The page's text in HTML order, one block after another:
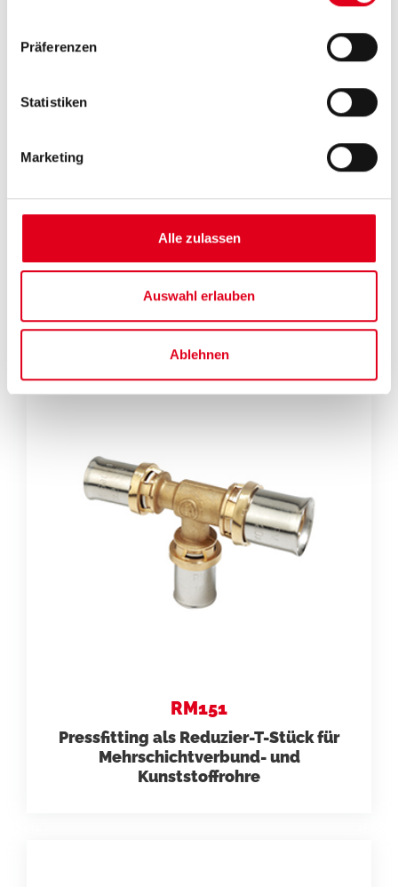
Präferenzen
Statistiken
Marketing
Alle zulassen
Auswahl erlauben
Ablehnen
RM158
Pressfitting als T-Stück mit
verchromten Steigrohr 16mm für
Kunststoffrohre
RM151
Pressfitting als Reduzier-T-Stück für
Mehrschichtverbund- und
Kunststoffrohre